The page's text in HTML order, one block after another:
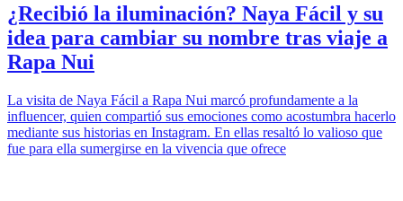
¿Recibió la iluminación? Naya Fácil y su
idea para cambiar su nombre tras viaje a
Rapa Nui
La visita de Naya Fácil a Rapa Nui marcó profundamente a la
influencer, quien compartió sus emociones como acostumbra hacerlo
mediante sus historias en Instagram. En ellas resaltó lo valioso que
fue para ella sumergirse en la vivencia que ofrece